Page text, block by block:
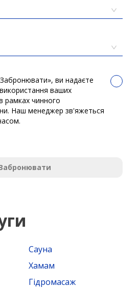
ви надаєте
ваших
рамках чинного
Наш менеджер зв'яжеться
Сауна
Хамам
Гідромасаж